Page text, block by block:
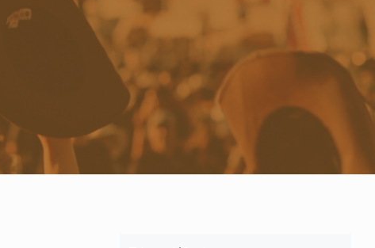
NOUS JOINDRE
418 365-7524
1 877 493-7837
Heures d’ouverture des bureaux du Festival:
du lundi au vendredi, de 8h30 à 12h et de 13h à 16h30
Heures d'ouverture de la ligne téléphonique: